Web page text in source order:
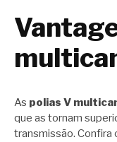
As polias V
que as tornam
transmissão. Confira